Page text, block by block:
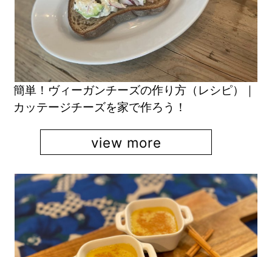
簡単！ヴィーガンチーズの作り方（レシピ）｜
カッテージチーズを家で作ろう！
view more